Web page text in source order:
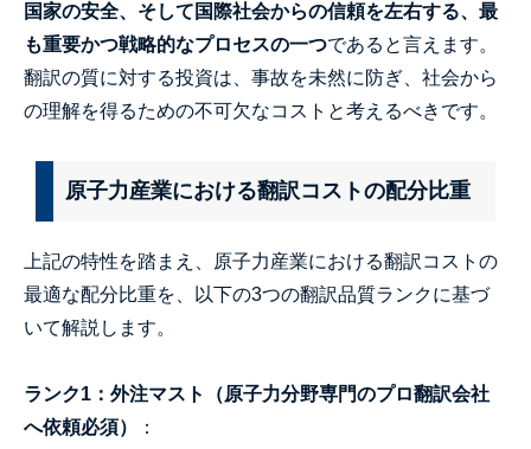
国家の安全、そして国際社会からの信頼を左右する、最
も重要かつ戦略的なプロセスの一つであると言えます。
翻訳の質に対する投資は、事故を未然に防ぎ、社会から
の理解を得るための不可欠なコストと考えるべきです。
原子力産業における翻訳コストの配分比重
上記の特性を踏まえ、原子力産業における翻訳コストの
最適な配分比重を、以下の3つの翻訳品質ランクに基づ
いて解説します。
ランク1：外注マスト（原子力分野専門のプロ翻訳会社
へ依頼必須）
：